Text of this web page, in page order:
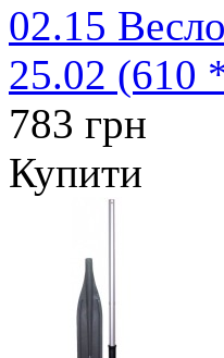
02.15
25.02 (610
783 грн
Купити